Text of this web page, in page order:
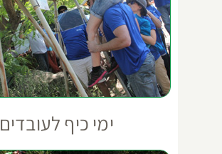
ימי כיף לעובדים